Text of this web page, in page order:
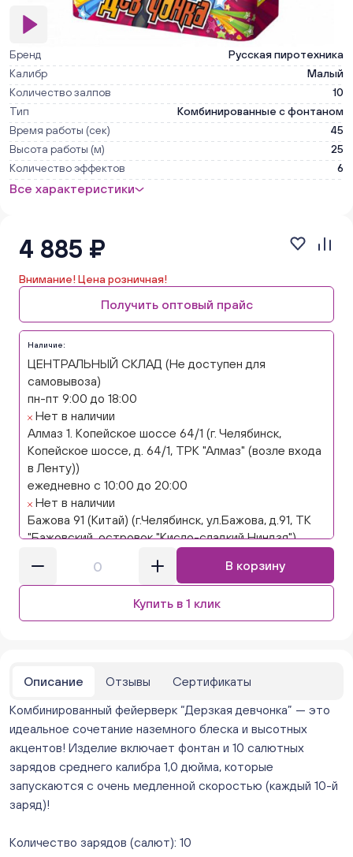
Бренд
Русская пиротехника
Калибр
Малый
Количество залпов
10
Тип
Комбинированные с фонтаном
Время работы (сек)
45
Высота работы (м)
25
Количество эффектов
6
Все характеристики
4 885 ₽
Внимание! Цена розничная!
Получить оптовый прайс
Наличие:
ЦЕНТРАЛЬНЫЙ СКЛАД (Не доступен для
самовывоза)
пн-пт 9:00 до 18:00
Нет в наличии
Алмаз 1. Копейское шоссе 64/1 (г. Челябинск,
Копейское шоссе, д. 64/1, ТРК "Алмаз" (возле входа
в Ленту))
ежедневно с 10:00 до 20:00
Нет в наличии
Бажова 91 (Китай) (г.Челябинск, ул.Бажова, д.91, ТК
"Бажовский, островок "Кисло-сладкий Ниндзя")
ежедневно с 10:00 до 20:00
Нет в наличии
Бажова 91 Цветы (г. Челябинск, ул.Бажова, д91/1 (на
ежедневно с 10:00 до 20:00
ежедневно с 10:00 до 20:00
Краснопольский 13г (Цветы) (Краснопольский, 13Г)
ежедневно с 10:00 до 20:00
Нет в наличии
Молния Зоопарк - Труда,166 (ул. Труда,166/5)
Нет в наличии
Невский. Черкасская 17 (г. Челябинск, ул.
ежедневно с 10:00 до 20:00
В корзину
Купить в 1 клик
Описание Отзывы
Сертификаты
Комбинированный фейерверк “Дерзкая девчонка” — это
идеальное сочетание наземного блеска и высотных
акцентов! Изделие включает фонтан и 10 салютных
зарядов среднего калибра 1,0 дюйма, которые
запускаются с очень медленной скоростью (каждый 10-й
заряд)!
Количество зарядов (салют): 10